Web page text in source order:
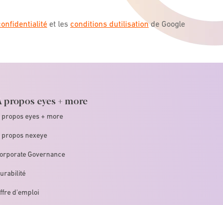
et les conditions dutilisationde Google
propos eyes + more
propos eyes + more
propos nexeye
Governance
d'emploi